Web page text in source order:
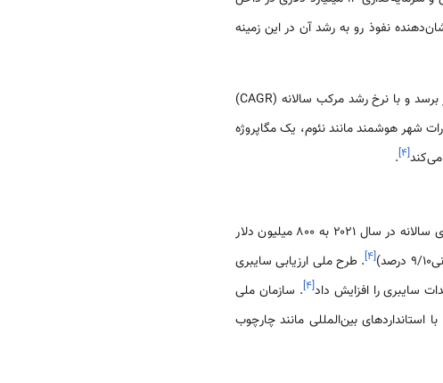
هوش مصنوعی در رتبه 18 جهان قرار گرفت که نشان‌دهنده نفوذ رو به رشد آن در این زمینه
نوآوری‌های اینترنت اشیا نیز برجسته هستند و تخمین زده می‌شود که بازار تا سال 2025 به 2.9 میلیارد دلار برسد و با نرخ رشد مرکب سالانه (CAGR)
شهر هوشمند مانند نئوم، یک مگاپروژه
[۴]
.
امنیت سایبری یک مؤلفه حیاتی از زیست بوم فضای مجازی عربستان سعودی است، به طوری که هزینه‌های سالانه در سال ۲۰۲۱ به ۸۰۰ میلیون دلار
[۴]. طرح ملی ارزیابی سایبری
[۴]. سازمان ملی
را معرفی کرده است که در سال ۲۰۲۴ به روز شده‌اند تا با استانداردهای بین‌المللی مانند چارچوب